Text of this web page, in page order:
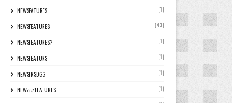
NEWSFATURES (1)
NEWSFEATURES (43)
NEWSFEATURES? (1)
NEWSFEATURS (1)
NEWSFRSDGG (1)
NEWസ് FEATURES (1)